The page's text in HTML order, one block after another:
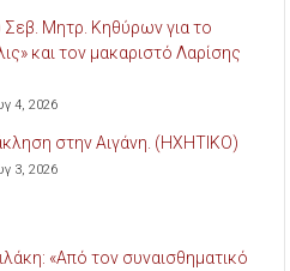
Σεβ. Μητρ. Κηθύρων για το
και τον μακαριστό Λαρίσης
4, 2026
στην Αιγάνη. (ΗΧΗΤΙΚΟ)
3, 2026
«Από τον συναισθηματικό